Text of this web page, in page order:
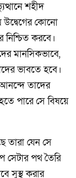
শহীদ
উদ্বেগের কোনো
নিশ্চিত করবে।
মানসিকভাবে,
ভাবতে হবে।
তাদের
পারে সে বিষয়ে
তারা যেন সে
সেটার পথ তৈরি
সুস্থ করার